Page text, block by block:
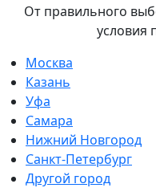
От правильного
условия
Москва
Казань
Уфа
Самара
Нижний Новгород
Санкт-Петербург
Другой город